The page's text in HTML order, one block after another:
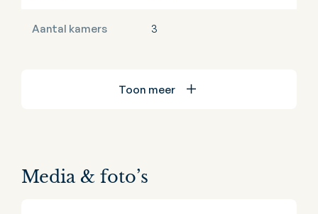
Aantal kamers 3
Toon meer
Media & foto’s